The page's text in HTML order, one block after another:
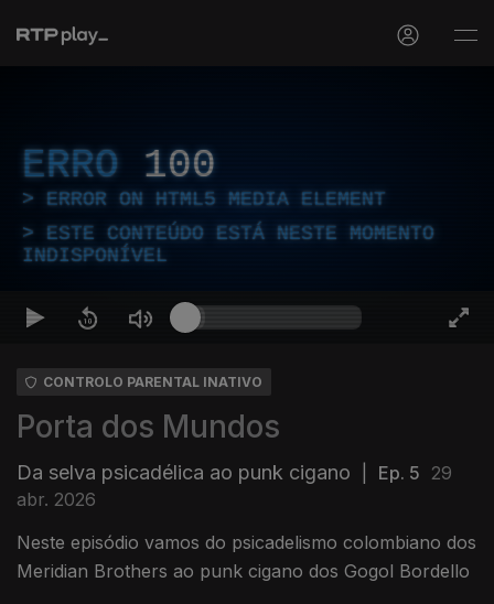
ERRO 100
ERROR ON HTML5 MEDIA ELEMENT
ESTE CONTEÚDO ESTÁ NESTE MOMENTO
INDISPONÍVEL
CONTROLO PARENTAL INATIVO
Porta dos Mundos
Da selva psicadélica ao punk cigano Ep. 5 29
abr. 2026
Neste episódio vamos do psicadelismo colombiano dos
Meridian Brothers ao punk cigano dos Gogol Bordello